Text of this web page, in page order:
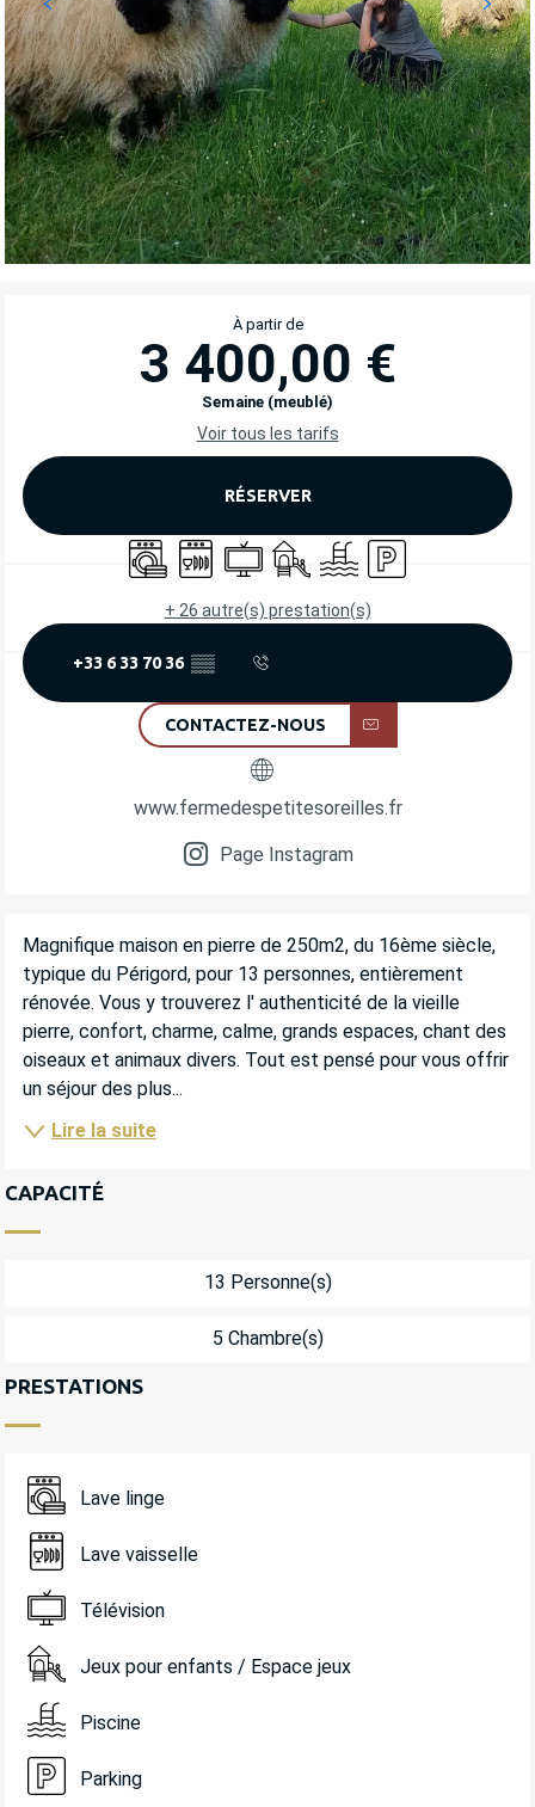
OUVERTURE ET COORDONNÉES
À partir de
3 400,00 €
Semaine (meublé)
Voir tous les tarifs
RÉSERVER
Lave lingeLave vaisselle
TélévisionJeux pour enfants / Espace
PiscineParking
+ 26 autre(s) prestation(s)
+33 6 33 70 36 ▒▒
CONTACTEZ-NOUS
www.fermedespetitesoreilles.fr
Page Instagram
DESCRIPTION
Magnifique maison en pierre de 250m2, du 16ème siècle,
typique du Périgord, pour 13 personnes, entièrement
rénovée. Vous y trouverez l' authenticité de la vieille
pierre, confort, charme, calme, grands espaces, chant des
oiseaux et animaux divers. Tout est pensé pour vous offrir
un séjour des plus...
Lire la suite
CAPACITÉ
13 Personne(s)
5 Chambre(s)
PRESTATIONS
Lave linge
Lave vaisselle
Télévision
Jeux pour enfants / Espace jeux
Piscine
Parking